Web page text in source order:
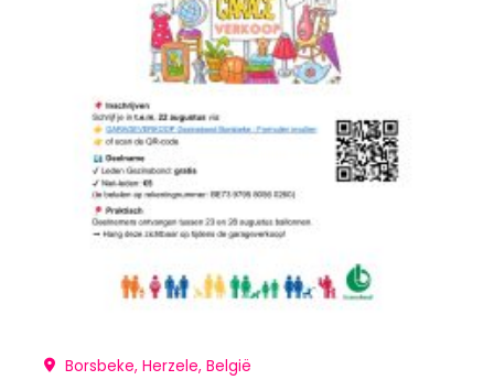
Borsbeke, Herzele, België